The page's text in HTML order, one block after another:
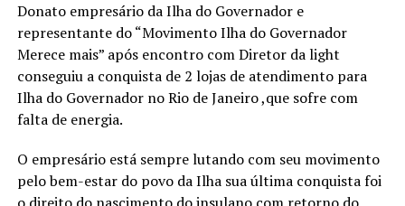
Visão Estratégica, Ousadia Calculada e Operação
Consistente. Juntos, esses pilares funcionam como um
guia para profissionais que buscam direcionamento e
protagonismo em um mercado cada vez mais dinâmico e
competitivo.
profissional que não apenas traga sucesso, mas que
também gere liberdade para tomar decisões alinhadas
Donato empresário da Ilha do Governador e
representante do “Movimento Ilha do Governador
Merece mais” após encontro com Diretor da light
conseguiu a conquista de 2 lojas de atendimento para
Ilha do Governador no Rio de Janeiro ,que sofre com
falta de energia.
O empresário está sempre lutando com seu movimento
pelo bem-estar do povo da Ilha sua última conquista foi